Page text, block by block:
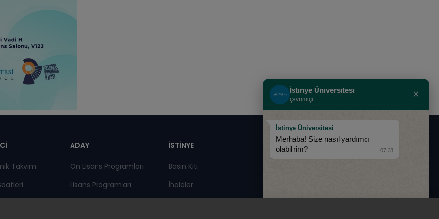
Takvim
ADAY
Ön Lisans Programları
Lisans Programları
İSTİNYE
Basın Kiti
İhaleler
0850 283 60 00
İstinye Üniversitesi
çevrimiçi ×
İstinye Üniversitesi
Merhaba! Size nasıl yardımcı
olabilirim?
07:38